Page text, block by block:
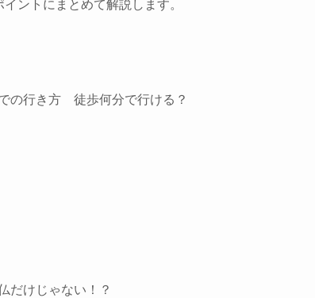
ントにまとめて解説します。
の行き方 徒歩何分で行ける？
だけじゃない！？